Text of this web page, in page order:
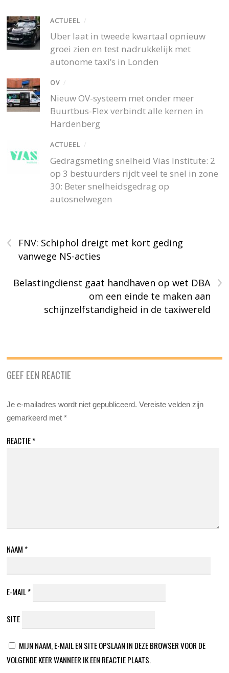
ACTUEEL /
Uber laat in tweede kwartaal opnieuw
groei zien en test nadrukkelijk met
autonome taxi’s in Londen
OV /
Nieuw OV-systeem met onder meer
Buurtbus-Flex verbindt alle kernen in
Hardenberg
ACTUEEL /
Gedragsmeting snelheid Vias Institute: 2
op 3 bestuurders rijdt veel te snel in zone
30: Beter snelheidsgedrag op
autosnelwegen
‹
FNV: Schiphol dreigt met kort geding
vanwege NS-acties
›
Belastingdienst gaat handhaven op wet DBA
om een einde te maken aan
schijnzelfstandigheid in de taxiwereld
GEEF EEN REACTIE
Je e-mailadres wordt niet gepubliceerd. Vereiste velden zijn
gemarkeerd met*
REACTIE*
NAAM *
E-MAIL*
SITE
MIJN NAAM, E-MAIL EN SITE OPSLAAN IN DEZE BROWSER VOOR DE
VOLGENDE KEER WANNEER IK EEN REACTIE PLAATS.